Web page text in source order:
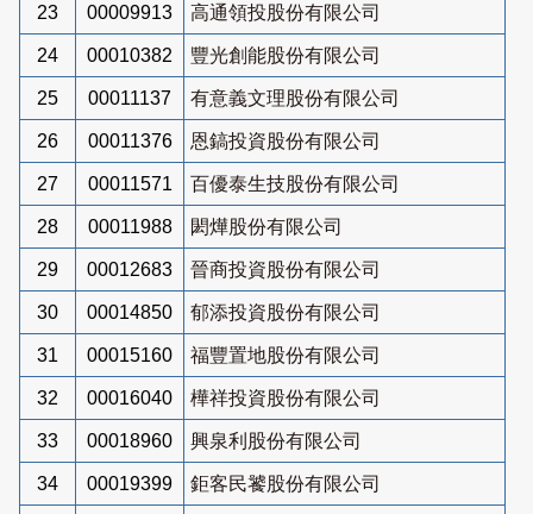
23 00009913 高通領投股份有限公司
24 00010382 豐光創能股份有限公司
25 00011137 有意義文理股份有限公司
26 00011376 恩鎬投資股份有限公司
27 00011571 百優泰生技股份有限公司
28 00011988 閎燁股份有限公司
29 00012683 晉商投資股份有限公司
30 00014850 郁添投資股份有限公司
31 00015160 福豐置地股份有限公司
32 00016040 樺祥投資股份有限公司
33 00018960 興泉利股份有限公司
34 00019399 鉅客民饕股份有限公司